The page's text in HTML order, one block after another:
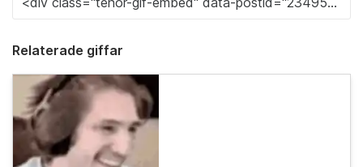
Relaterade giffar